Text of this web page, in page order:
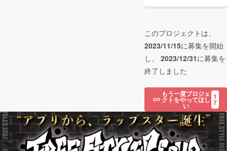
このプロジェクトは、
2023/11/15に募集を開始
し、 2023/12/31に募集を
終了しました
もう一度プロジェ
クトをやってほし
い
1
7